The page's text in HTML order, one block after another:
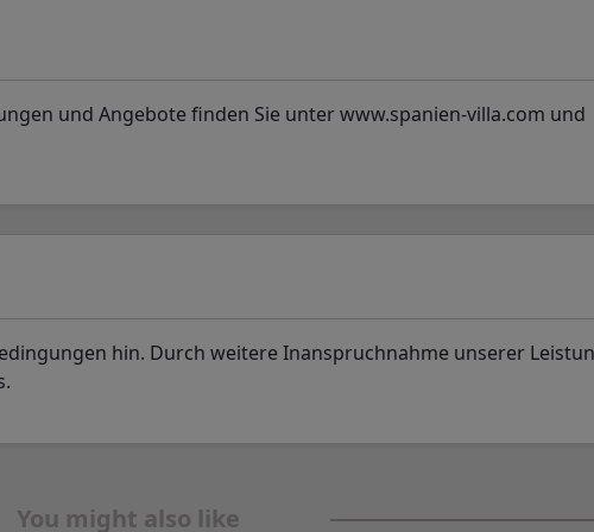
und Angebote finden Sie unter www.spanien-villa.com und
hin. Durch weitere Inanspruchnahme unserer
You might also like